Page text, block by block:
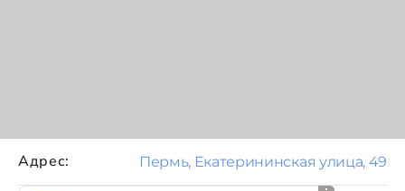
Адрес: Пермь, Екатерининская улица, 49